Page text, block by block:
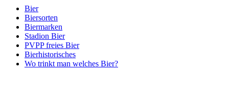
Bier
Biersorten
Biermarken
Stadion Bier
PVPP freies Bier
Bierhistorisches
Wo trinkt man welches Bier?